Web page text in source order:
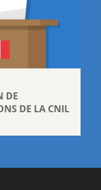
DE
DE LA CNIL